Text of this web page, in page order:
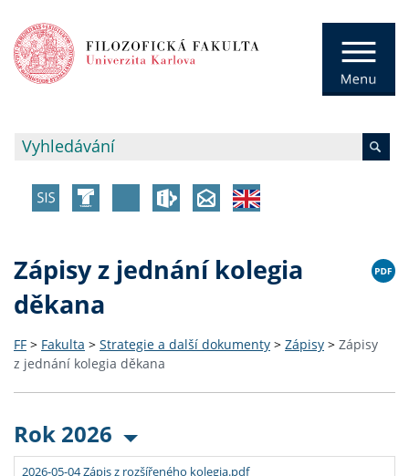
Zápisy z jednání kolegia
děkana
FF > Fakulta > Strategie a další dokumenty > Zápisy > Zápisy
z jednání kolegia děkana
Rok 2026
2026-05-04 Zápis z rozšířeného kolegia.pdf